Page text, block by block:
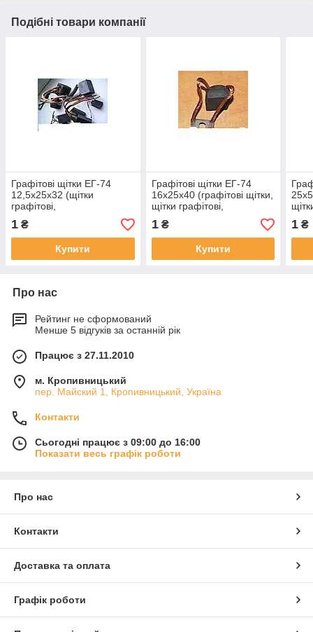
Подібні товари компанії
Графітові щітки ЕГ-74
12,5х25х32 (щітки
графітові,
вугільнографітові щітки)
1 ₴
Купити
Графітові щітки ЕГ-74
16х25х40 (графітові щітки,
щітки графітові,
електрографітові щітки)
1₴
Купити
1 ₴
Про нас
Рейтинг не сформований
Менше 5 відгуків за останній рік
Працює з 27.11.2010
м. Кропивницький
пер. Майский 1, Кропивницький, Україна
Контакти
Сьогодні працює з 09:00 до 16:00
Показати весь графік роботи
Про нас
Контакти
Доставка та оплата
Графік роботи